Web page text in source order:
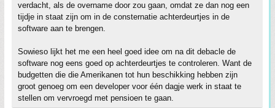
verdacht, als de overname door zou gaan, omdat ze dan nog een
tijdje in staat zijn om in de consternatie achterdeurtjes in de
software aan te brengen.
Sowieso lijkt het me een heel goed idee om na dit debacle de
software nog eens goed op achterdeurtjes te controleren. Want de
budgetten die die Amerikanen tot hun beschikking hebben zijn
groot genoeg om een developer voor één dagje werk in staat te
stellen om vervroegd met pensioen te gaan.